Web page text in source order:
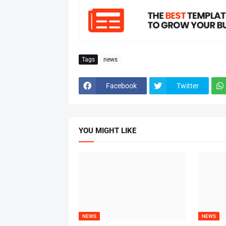
Tags news
Facebook Twitter
YOU MIGHT LIKE
NEWS NEWS